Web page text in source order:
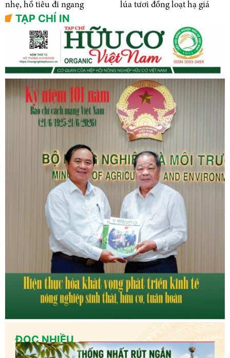
nhẹ, hồ tiêu đi ngang
lúa tươi đồng loạt hạ giá
TẠP CHÍ IN
ĐỌC NHIỀU